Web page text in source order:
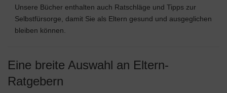
Unsere Bücher enthalten auch Ratschläge und Tipps zur
Selbstfürsorge, damit Sie als Eltern gesund und ausgeglichen
bleiben können.
Eine breite Auswahl an Eltern-
Ratgebern